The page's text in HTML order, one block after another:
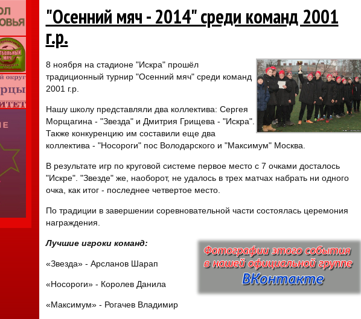
"Осенний мяч - 2014" среди команд 2001
г.р.
8 ноября на стадионе "Искра" прошёл
традиционный турнир "Осенний мяч" среди команд
2001 г.р.
Нашу школу представляли два коллектива: Сергея
Морщагина - "Звезда" и Дмитрия Грищева - "Искра".
Также конкуренцию им составили еще два
коллектива - "Носороги" пос Володарского и "Максимум" Москва.
В результате игр по круговой системе первое место с 7 очками досталось
"Искре". "Звезде" же, наоборот, не удалось в трех матчах набрать ни одного
очка, как итог - последнее четвертое место.
По традиции в завершении соревновательной части состоялась церемония
награждения.
Лучшие игроки команд:
«Звезда» - Арсланов Шарап
«Носороги» - Королев Данила
«Максимум» - Рогачев Владимир